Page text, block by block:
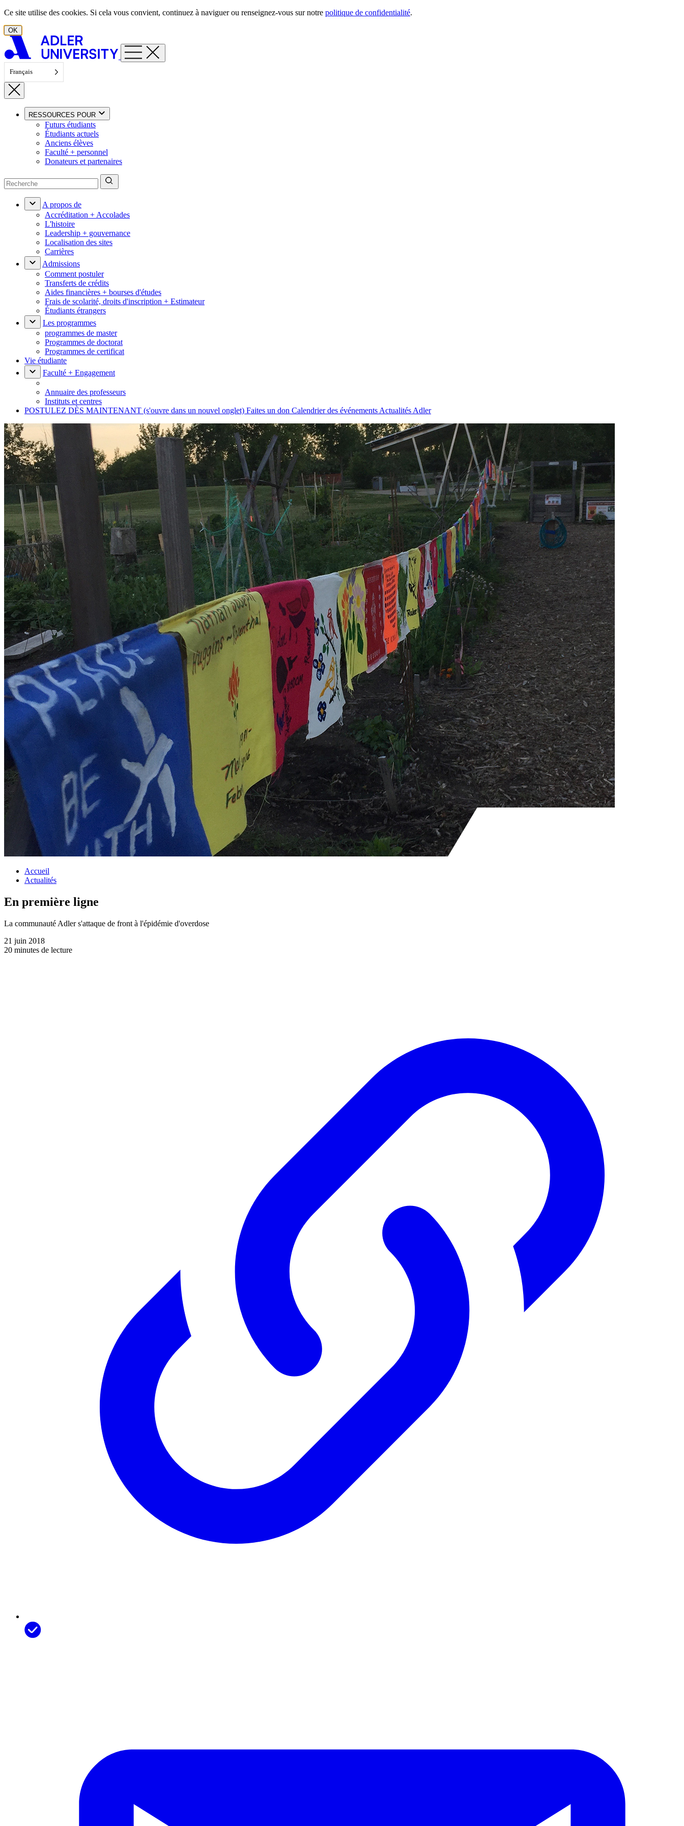
Aller au contenu
Ce site utilise des cookies. Si cela vous convient, continuez à naviguer ou renseignez-vous sur notre politique de confidentialité.
OK
Français
RESSOURCES POUR
Futurs étudiants
Étudiants actuels
Anciens élèves
Faculté + personnel
Donateurs et partenaires
A propos de
Accréditation + Accolades
L'histoire
Leadership + gouvernance
Localisation des sites
Carrières
Admissions
Comment postuler
Transferts de crédits
Aides financières + bourses d'études
Frais de scolarité, droits d'inscription + Estimateur
Étudiants étrangers
Les programmes
programmes de master
Programmes de doctorat
Programmes de certificat
Vie étudiante
Faculté + Engagement
Annuaire des professeurs
Instituts et centres
POSTULEZ DÈS MAINTENANT (s'ouvre dans un nouvel onglet) Faites un don Calendrier des événements Actualités Adler
Accueil
Actualités
En première ligne
La communauté Adler s'attaque de front à l'épidémie d'overdose
21 juin 2018
20 minutes de lecture